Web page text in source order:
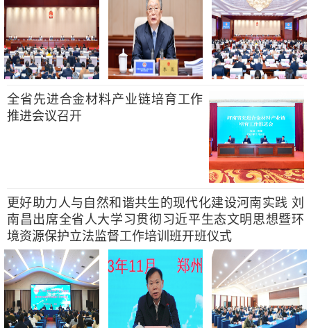
全省先进合金材料产业链培育工作
推进会议召开
更好助力人与自然和谐共生的现代化建设河南实践 刘
南昌出席全省人大学习贯彻习近平生态文明思想暨环
境资源保护立法监督工作培训班开班仪式